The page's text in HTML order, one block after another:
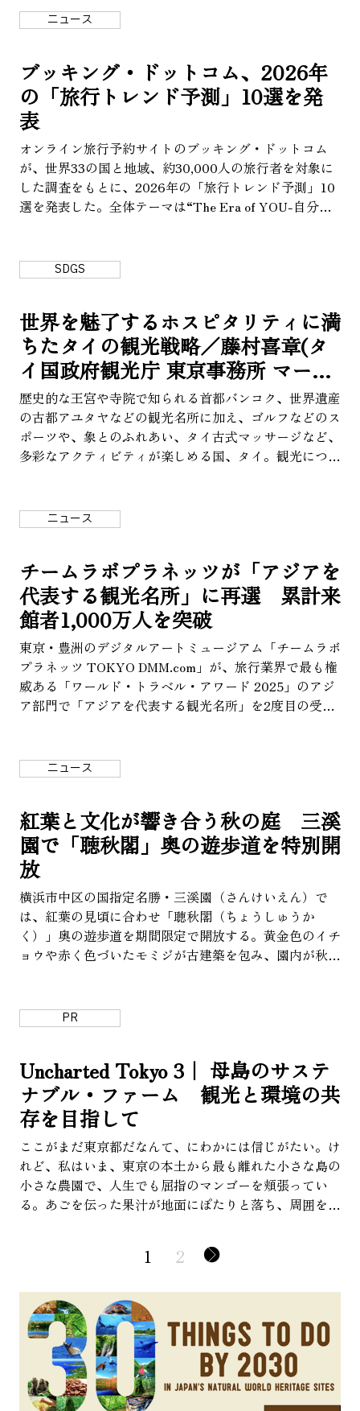
介。週末にふらりと出かけるもよし、森の夜に浸るもよ
し、海を越えて未知の島へ向かうもよし。東京のすぐそ
ニュース
ブッキング・ドットコム、2026年
の「旅行トレンド予測」10選を発
表
オンライン旅行予約サイトのブッキング・ドットコム
が、世界33の国と地域、約30,000人の旅行者を対象に
した調査をもとに、2026年の「旅行トレンド予測」10
選を発表した。全体テーマは“The Era of YOU-自分ら
ルネス旅など、テクノロジーと個人の趣味や価値観を組
み合わせた、新しい旅のかたちを紹介している。
SDGS
世界を魅了するホスピタリティに満
ちたタイの観光戦略／藤村喜章(タ
イ国政府観光庁 東京事務所 マーケ
ティング・マネージャー)インタビ
ュー
歴史的な王宮や寺院で知られる首都バンコク、世界遺産
の古都アユタヤなどの観光名所に加え、ゴルフなどのス
ポーツや、象とのふれあい、タイ古式マッサージなど、
多彩なアクティビティが楽しめる国、タイ。観光につい
げて観光戦略に力を入れていることで知られている。観
光・旅行産業がGDPの約20%を占め、アジアの中でも
人々を魅了し続けているのか。タイ国政府観光庁 東京
事務所のマーケティング・マネージャー、藤村喜章氏に
聞いた。
ニュース
チームラボプラネッツが「アジアを
代表する観光名所」に再選 累計来
館者1,000万人を突破
東京・豊洲のデジタルアートミュージアム「チームラボ
プラネッツ TOKYO DMM.com」が、旅行業界で最も権
威ある「ワールド・トラベル・アワード 2025」のアジ
ア部門で「アジアを代表する観光名所」を2度目の受
が訪れる美術館”となっている。
ニュース
紅葉と文化が響き合う秋の庭 三溪
園で「聴秋閣」奥の遊歩道を特別開
放
横浜市中区の国指定名勝・三溪園（さんけいえん）で
は、紅葉の見頃に合わせ「聴秋閣（ちょうしゅうか
く）」奥の遊歩道を期間限定で開放する。黄金色のイチ
ョウや赤く色づいたモミジが古建築を包み、園内が秋色
秋を楽しめる。
PR
Uncharted Tokyo 3｜ 母島のサステ
ナブル・ファーム 観光と環境の共
存を目指して
ここがまだ東京都だなんて、にわかには信じがたい。け
れど、私はいま、東京の本土から最も離れた小さな島の
小さな農園で、人生でも屈指のマンゴーを頬張ってい
る。あごを伝った果汁が地面にぽたりと落ち、周囲を見
こうには、ジャングルのようにそびえるヤシの木々
―――日本の首都・東京の喧騒や超近代的な街並みか
が訪れたエコツーリズム施設「タエコニ農園」は、東京
の南約1,000キロ、小笠原諸島の母島にある。ここで、
ツアーガイドの小西俊徳さんと諸澤妙子さんは、地元農
家の折田和夫さんらとともに、ツアーや体験を通じて、
サステナブルな農の営みと自然保全を伝えている。
1 2